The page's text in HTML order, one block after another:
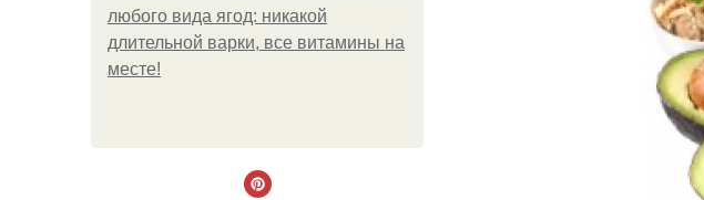
любого вида ягод: никакой
длительной варки, все витамины на
месте!